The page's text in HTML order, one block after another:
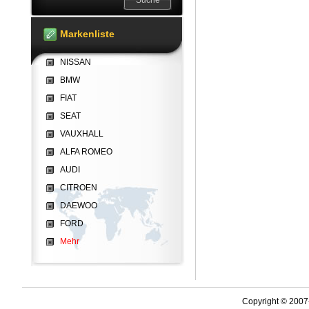
Markenliste
NISSAN
BMW
FIAT
SEAT
VAUXHALL
ALFA ROMEO
AUDI
CITROEN
DAEWOO
FORD
Mehr
Copyright ©